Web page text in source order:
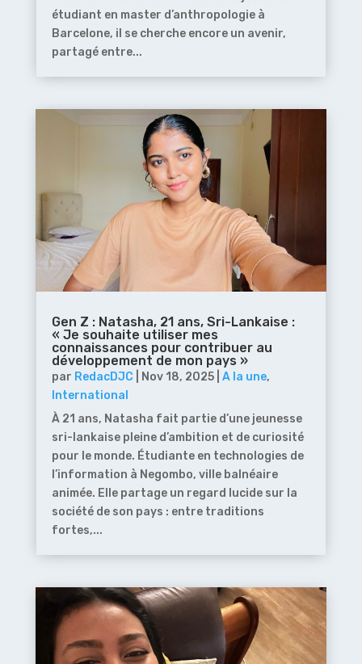
étudiant en master d’anthropologie à
Barcelone, il se cherche encore un avenir,
partagé entre...
Gen Z : Natasha, 21 ans, Sri-Lankaise :
« Je souhaite utiliser mes
connaissances pour contribuer au
développement de mon pays »
par RedacDJC Nov 18, 2025| A la une,
International
À 21 ans, Natasha fait partie d’une jeunesse
sri-lankaise pleine d’ambition et de curiosité
pour le monde. Étudiante en technologies de
l’information à Negombo, ville balnéaire
animée. Elle partage un regard lucide sur la
société de son pays : entre traditions
fortes,...